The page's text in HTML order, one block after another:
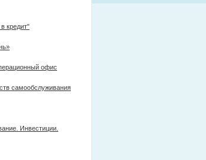
кредит"
офис
самообслуживания
Инвестиции.